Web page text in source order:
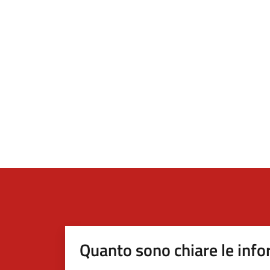
Quanto sono chiare le